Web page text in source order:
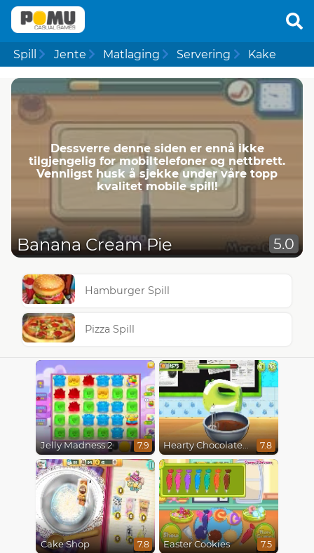
Spill Jente Matlaging Servering Kake
Dessverre denne siden er ennå ikke
tilgjengelig for mobiltelefoner og nettbrett.
Vennligst husk å sjekke under våre topp
kvalitet mobile spill!
Banana Cream Pie 5.0
Hamburger Spill
Pizza Spill
Jelly Madness 2 7.9 Hearty Chocolate Cake 7.8
Cake Shop 7.8 Easter Cookies 7.5